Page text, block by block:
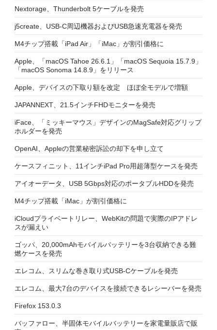
Nextorage、Thunderbolt 5ケーブルを発売
j5create、USB-C周辺機器およびUSB急速充電器を発売
M4チップ搭載「iPad Air」「iMac」が割引価格に
Apple、「macOS Tahoe 26.6.1」「macOS Sequoia 15.7.9」
「macOS Sonoma 14.8.9」をリリース
Apple、デバイスの下取り額を改定 ほぼ全モデルで増額
JAPANNEXT、21.5インチFHDモニターを発売
iFace、「ミッキーマウス」デザインのMagSafe対応グリップ
ホルダーを発売
OpenAI、Appleの営業秘密訴訟の却下を申し立て
ケースフィニット、11インチiPad Pro用超薄型ケースを発売
アイオーデータ、USB 5Gbps対応のポータブルHDDを発売
M4チップ搭載「iMac」が割引価格に
iCloudプライベートリレー、WebKitの問題で実際のIPアドレ
スが漏えい
ゴッパ、20,000mAhモバイルバッテリーを3台収納できる難
燃ケースを発売
エレコム、スリムな巻き取り式USB-Cケーブルを発売
エレコム、最大7台のデバイスを接続できるレシーバーを発売
Firefox 153.0.3
バッファロー、半固体モバイルバッテリーを家電量販店で販